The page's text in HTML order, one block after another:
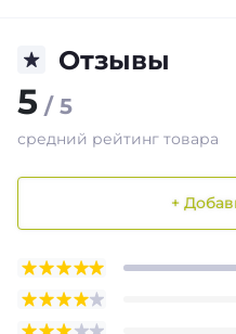
Отзывы
5 / 5
средний рейтинг товара
+